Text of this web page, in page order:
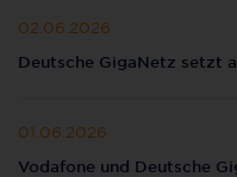
02.06.2026
Deutsche GigaNetz setzt
01.06.2026
Vodafone und Deutsche